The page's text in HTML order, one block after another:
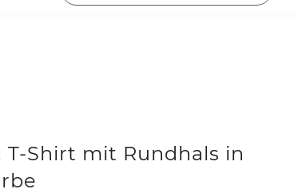
T-Shirt mit Rundhals in